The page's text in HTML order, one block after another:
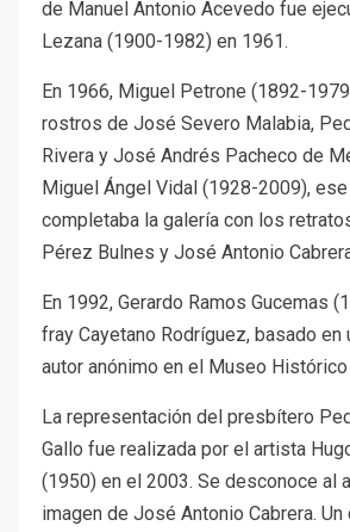
de Manuel Antonio Acevedo fue
Lezana (1900-1982) en 1961.
En 1966, Miguel Petrone (1892-
rostros de José Severo Malabia,
Rivera y José Andrés Pacheco de
Miguel Ángel Vidal (1928-2009),
completaba la galería con los
Pérez Bulnes y José Antonio
En 1992, Gerardo Ramos Gucemas
fray Cayetano Rodríguez, basado en
autor anónimo en el Museo Histórico
La representación del presbítero
Gallo fue realizada por el artista
(1950) en el 2003. Se desconoce al
imagen de José Antonio Cabrera.